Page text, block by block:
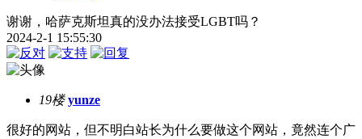
谢谢，哈萨克斯坦真的没办法接受LGBT吗？
2024-2-1 15:55:30
19楼 yunze
很好的网站，但不明白站长为什么要做这个网站，竟然连个广